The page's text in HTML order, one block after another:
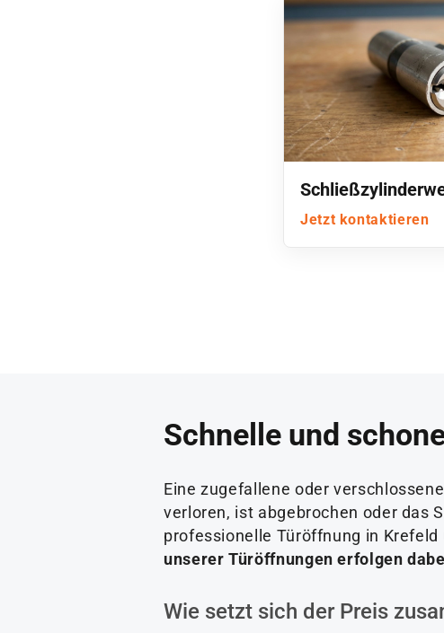
Jetzt kontaktieren
Schnelle und
Eine zugefallene oder
verloren, ist abgebrochen oder das
professionelle Türöffnung in
unserer Türöffnungen erfolgen
Wie setzt sich der Preis